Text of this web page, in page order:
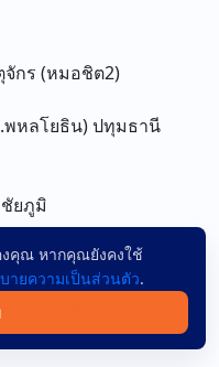
จักร (หมอชิต2)
พหลโยธิน)ปทุมธานี
ชัยภูมิ
นแก่น
ง หน้าวัดแจ้งสว่างใน)
คุณ หากคุณยังคงใช้
ายความเป็นส่วนตัว.